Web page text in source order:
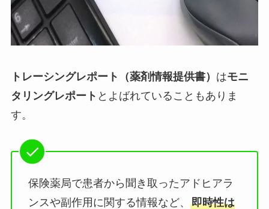
トレーシングレポート（薬剤情報提供書） はモニ
タリングレポート とよばれていることもありま
す。
保険薬局で患者から聞き取ったアドヒアラ
ンスや副作用に関する情報など、 即時性は